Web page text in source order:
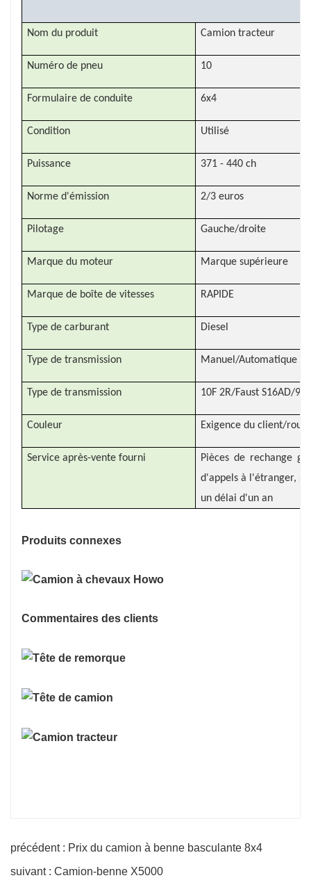
Nom du produit Camion tracteur
Numéro de pneu 10
Formulaire de conduite 6x4
Condition Utilisé
Puissance 371 - 440 ch
Norme d'émission 2/3 euros
Pilotage Gauche/droite
Marque du moteur Marque supérieure
Marque de boîte de vitesses RAPIDE
Type de carburant Diesel
Type de transmission Manuel/Automatique
Type de transmission 10F 2R/Faust S16AD/9
Couleur Exigence du client/
Service après-vente fourni
Pièces de rechange
d'appels à l'étranger,
un délai d'un an
Produits connexes
Commentaires des clients
précédent : Prix ​​​​du camion à benne basculante 8x4
suivant : Camion-benne X5000